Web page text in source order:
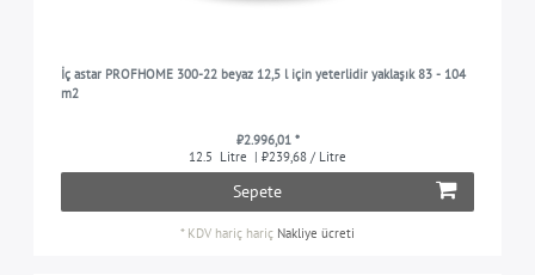
İç astar PROFHOME 300-22 beyaz 12,5 l için yeterlidir yaklaşık 83 - 104
m2
₺2.996,01 *
12.5 Litre | ₺239,68 / Litre
Sepete
* KDV hariç hariç Nakliye ücreti